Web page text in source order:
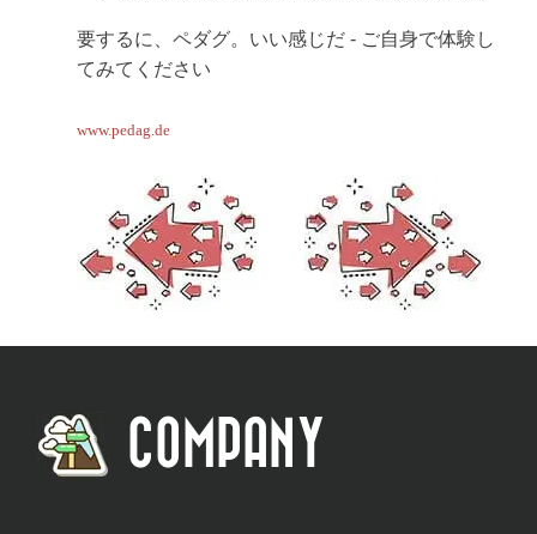
要するに、ペダグ。いい感じだ - ご自身で体験し
てみてください
www.pedag.de
COMPANY